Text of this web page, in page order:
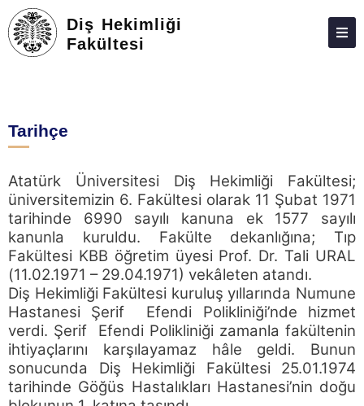
Diş Hekimliği
Fakültesi
ANA BILIM DALLARI
FAALIYETLER
ETIK KURUL
FAKÜLTE DERGISI
KALITE YÖNETIM
AR-GE
İLETIŞIM
Tarihçe
Atatürk Üniversitesi Diş Hekimliği Fakültesi;
üniversitemizin 6. Fakültesi olarak 11 Şubat 1971
tarihinde 6990 sayılı kanuna ek 1577 sayılı
kanunla kuruldu. Fakülte dekanlığına; Tıp
Fakültesi KBB öğretim üyesi Prof. Dr. Tali URAL
(11.02.1971 – 29.04.1971) vekâleten atandı.
Diş Hekimliği Fakültesi kuruluş yıllarında Numune
Hastanesi Şerif Efendi Polikliniği’nde hizmet
verdi. Şerif Efendi Polikliniği zamanla fakültenin
ihtiyaçlarını karşılayamaz hâle geldi. Bunun
sonucunda Diş Hekimliği Fakültesi 25.01.1974
tarihinde Göğüs Hastalıkları Hastanesi’nin doğu